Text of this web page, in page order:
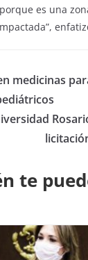
es una
medicinas
te